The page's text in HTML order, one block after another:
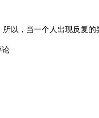
以，当一个人出现反复
论